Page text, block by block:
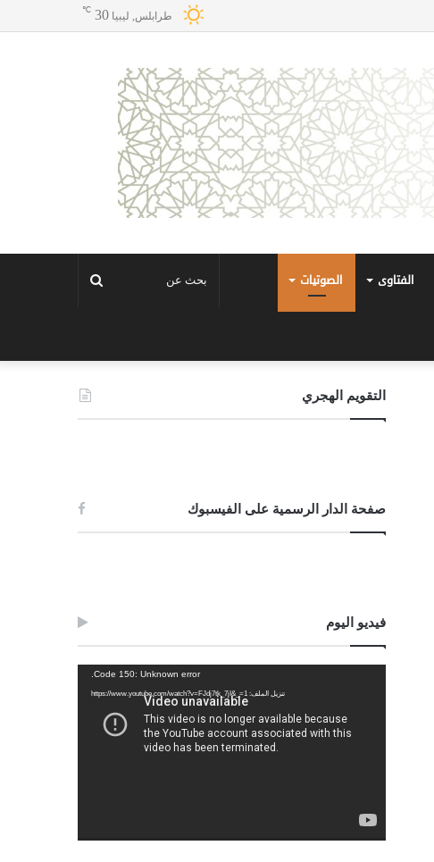
طرابلس, ليبيا 30
℃
الفتاوى الصوتيات
التقويم الهجري
صفحة الدار الرسمية على الفيسبوك
فيديو اليوم
Code 150: Unknown error.
تنزيل الملف: https://www.youtube.com/watch?v=FJdj7tk_7jI&_=1